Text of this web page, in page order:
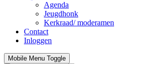
Agenda
Jeugdhonk
Kerkraad/ moderamen
Contact
Inloggen
Mobile Menu Toggle